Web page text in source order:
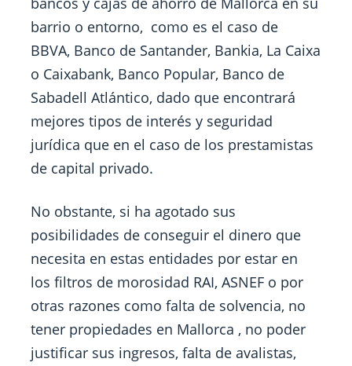
barrio o entorno, como es el caso de
BBVA, Banco de Santander, Bankia, La Caixa
o Caixabank, Banco Popular, Banco de
Sabadell Atlántico, dado que encontrará
mejores tipos de interés y seguridad
jurídica que en el caso de los prestamistas
de capital privado.
No obstante, si ha agotado sus
posibilidades de conseguir el dinero que
necesita en estas entidades por estar en
los filtros de morosidad RAI, ASNEF o por
otras razones como falta de solvencia, no
tener propiedades en Mallorca , no poder
justificar sus ingresos, falta de avalistas,